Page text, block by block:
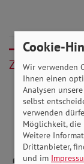
Zurück
Cookie-
Wir verwenden
Ihnen einen
Analysen
selbst
verwenden
Möglichkeit,
Weitere
Drittanbieter,
und im